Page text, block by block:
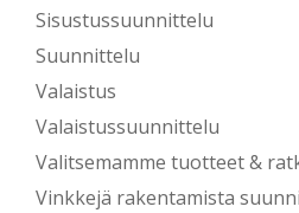
Sisustussuunnittelu
Suunnittelu
Valaistus
Valaistussuunnittelu
Valitsemamme tuotteet &
Vinkkejä rakentamista